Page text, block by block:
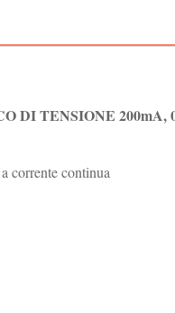
DI TENSIONE
corrente continua